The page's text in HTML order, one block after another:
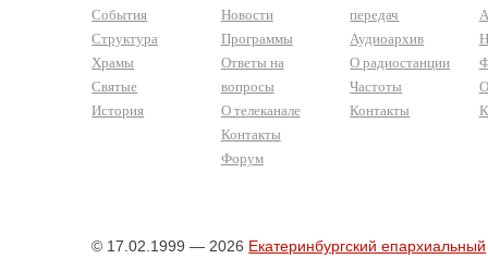
События
Структура
Храмы
Святые
История
Новости
Программы
Ответы на
вопросы
О телеканале
Контакты
Форум
передач
Аудиоархив
О радиостанции
Частоты
Контакты
© 17.02.1999 — 2026 Екатеринбургский епархиальный